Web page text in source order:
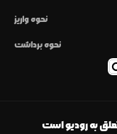
نحوه واریز
نحوه برداشت
به رودیو است